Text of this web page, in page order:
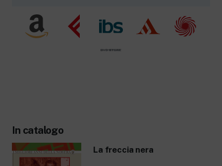
In catalogo
La freccia nera